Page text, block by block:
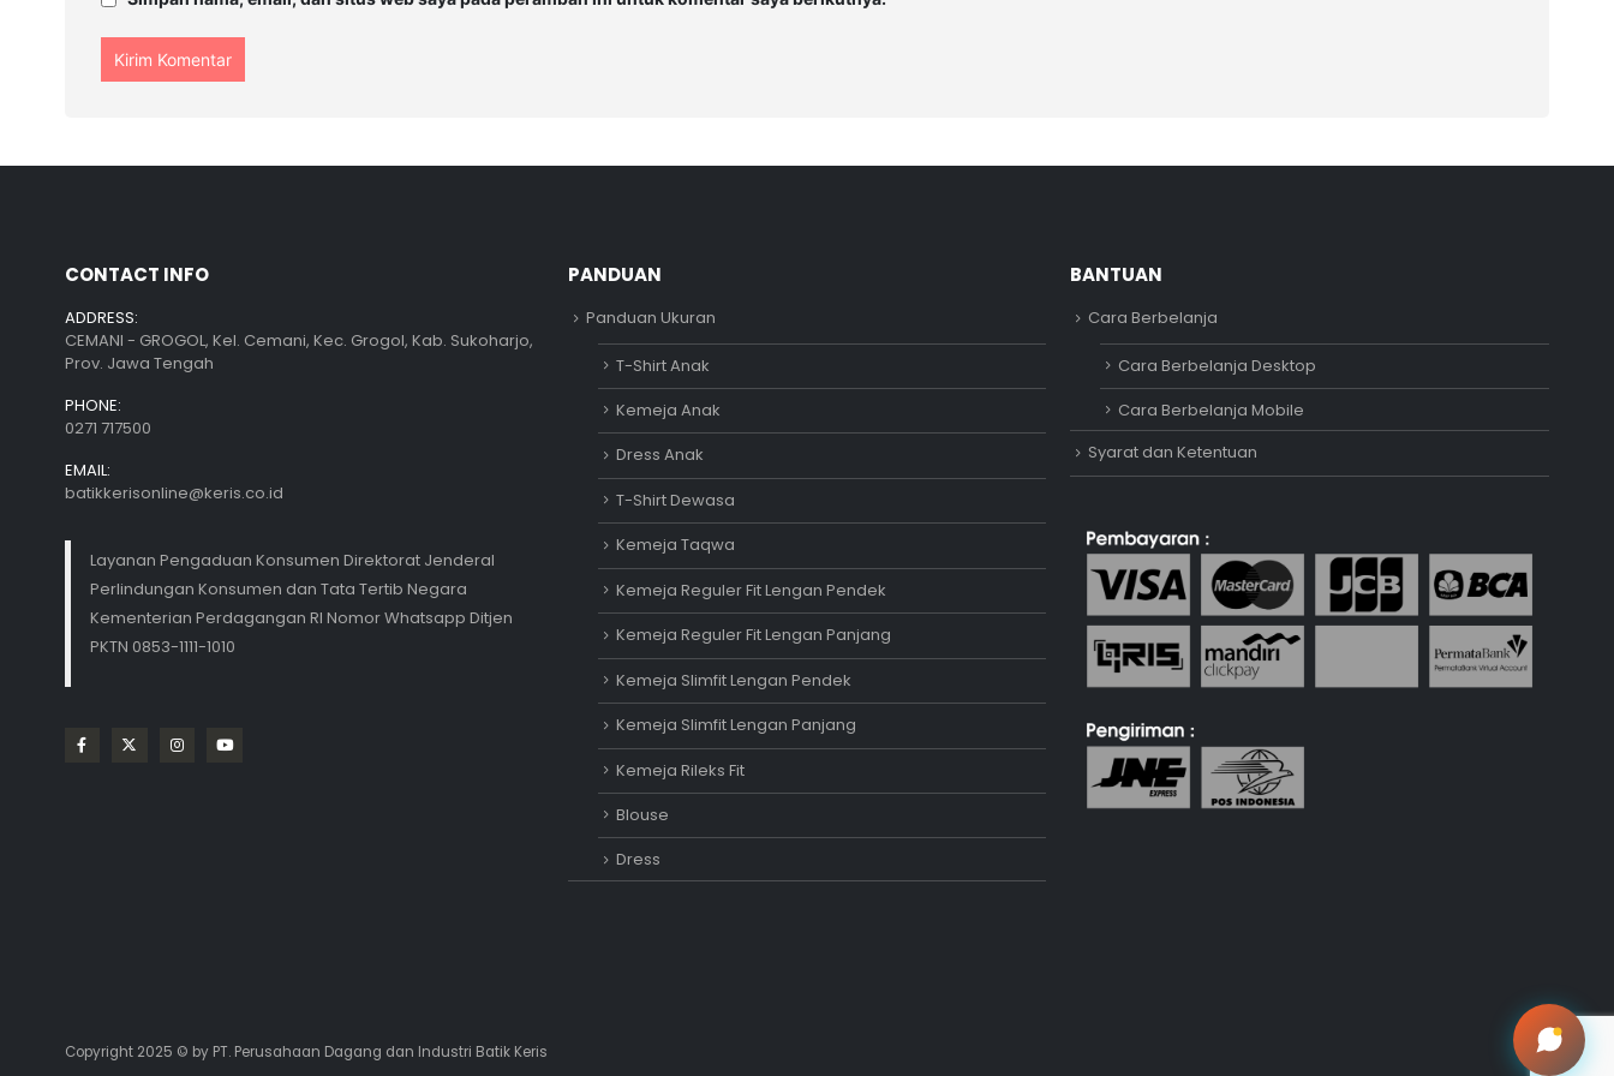
CONTACT INFO
ADDRESS:
CEMANI - GROGOL, Kel. Cemani, Kec. Grogol, Kab. Sukoharjo,
Prov. Jawa Tengah
PHONE:
0271 717500
EMAIL:
batikkerisonline@keris.co.id
Layanan Pengaduan Konsumen Direktorat Jenderal
Perlindungan Konsumen dan Tata Tertib Negara
Kementerian Perdagangan RI Nomor Whatsapp Ditjen
PKTN 0853-1111-1010
PANDUAN
Panduan Ukuran
T-Shirt Anak
Kemeja Anak
Dress Anak
T-Shirt Dewasa
Kemeja Taqwa
Kemeja Reguler Fit Lengan Pendek
Kemeja Reguler Fit Lengan Panjang
Kemeja Slimfit Lengan Pendek
Kemeja Slimfit Lengan Panjang
Kemeja Rileks Fit
Blouse
Dress
BANTUAN
Cara Berbelanja
Cara Berbelanja Desktop
Cara Berbelanja Mobile
Syarat dan Ketentuan
Copyright 2025 © by PT. Perusahaan Dagang dan Industri Batik Keris
Adipati
Online